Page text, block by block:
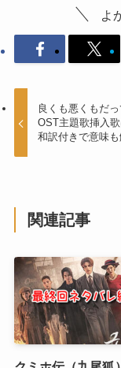
よ
良くも悪くもだ
OST主題歌挿入
和訳付きで意味も
関連記事